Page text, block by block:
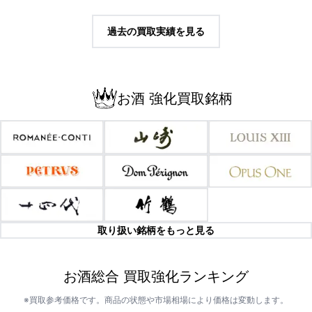
過去の買取実績を見る
お酒 強化買取銘柄
取り扱い銘柄をもっと見る
お酒総合 買取強化ランキング
※買取参考価格です。商品の状態や市場相場により価格は変動します。